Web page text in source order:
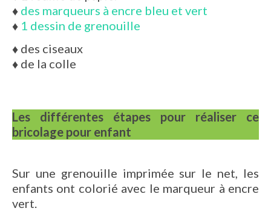
♦ des marqueurs à encre bleu et vert
♦ 1 dessin de grenouille
♦ des ciseaux
♦ de la colle
Les différentes étapes pour réaliser ce
bricolage pour enfant
Sur une grenouille imprimée sur le net, les
enfants ont colorié avec le marqueur à encre
vert.